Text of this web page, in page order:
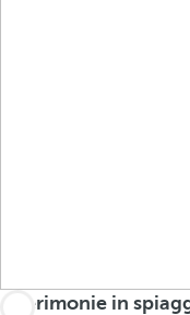
Cerimonie in